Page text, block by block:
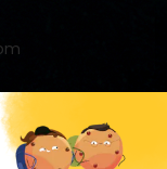
PAR INSPIRE